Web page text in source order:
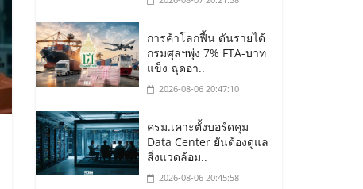
การค้าโลกฟื้น ดันรายได้
กรมศุลฯพุ่ง 7% FTA-บาท
แข็ง ฉุดอา..
2026-08-06 20:47:10
ครม.เคาะตั้งบอร์ดคุม
Data Center ยันต้องดูแล
สิ่งแวดล้อม..
2026-08-06 20:45:58